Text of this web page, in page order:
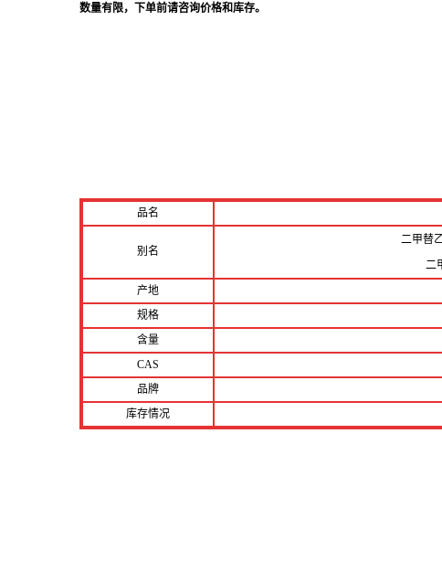
数量有限，下单前请咨询价格和库存。
品名
别名
二甲替
二
产地
规格
含量
CAS
品牌
库存情况